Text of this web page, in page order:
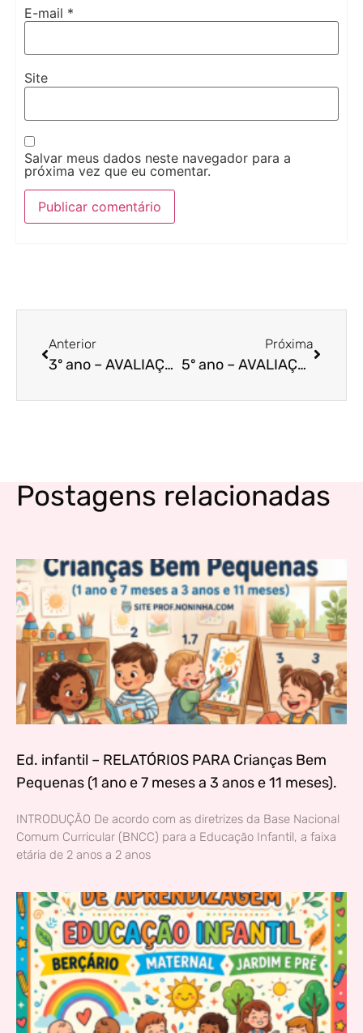
E-mail *
Site
Salvar meus dados neste navegador para a
próxima vez que eu comentar.
Anterior
3º ano – AVALIAÇÃO BIMESTRAL DE ARTE – 4º BIMESTRE
Próxima
5º ano – AVALIAÇÃO BIMESTRAL DE ARTE – 4º bimestre
Postagens relacionadas
Ed. infantil – RELATÓRIOS PARA Crianças Bem
Pequenas (1 ano e 7 meses a 3 anos e 11 meses).
INTRODUÇÃO De acordo com as diretrizes da Base Nacional
Comum Curricular (BNCC) para a Educação Infantil, a faixa
etária de 2 anos a 2 anos